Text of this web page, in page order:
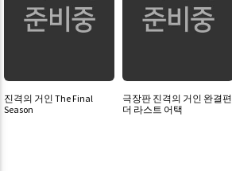
진격의 거인 The Final
Season
극장판 진격의 거인 완결편
더 라스트 어택